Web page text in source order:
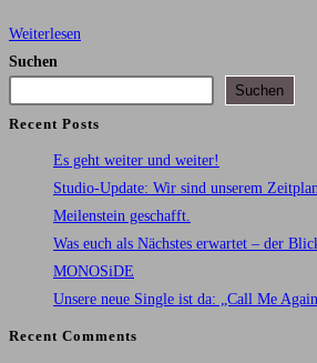
Weiterlesen
Lyrics
Suchen
Suchen
Recent Posts
Es geht weiter und weiter!
Studio-Update: Wir sind unserem
Meilenstein geschafft.
Was euch als Nächstes erwartet – der
MONOSiDE
Unsere neue Single ist da: „Call Me
Recent Comments